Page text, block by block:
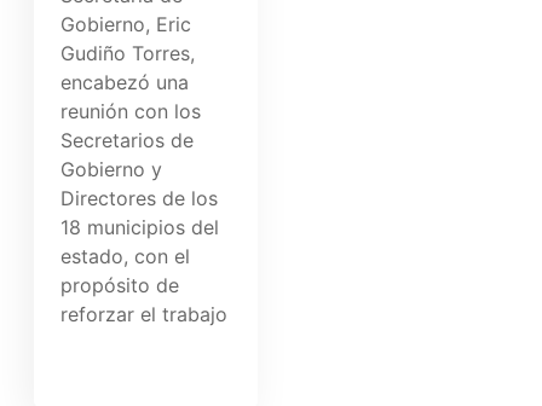
Gobierno, Eric
Gudiño Torres,
encabezó una
reunión con los
Secretarios de
Gobierno y
Directores de los
18 municipios del
estado, con el
propósito de
reforzar el trabajo